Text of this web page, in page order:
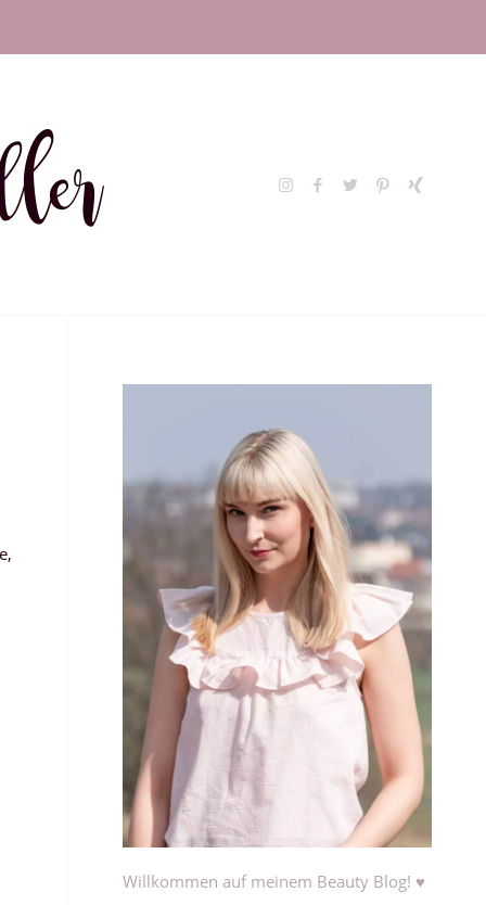
Willkommen auf meinem Beauty Blog! ♥